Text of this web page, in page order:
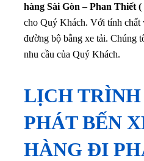
hàng Sài Gòn – Phan Thiết
cho Quý Khách. Với tính chất
đường bộ bằng xe tải. Chúng
nhu cầu của Quý Khách.
LỊCH
PHÁT BẾN
HÀNG ĐI